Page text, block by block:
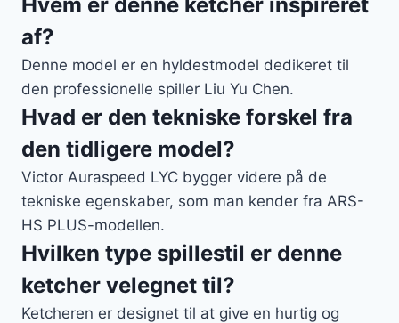
af?
Denne model er en hyldestmodel dedikeret til
den professionelle spiller Liu Yu Chen.
Hvad er den tekniske forskel fra
den tidligere model?
Victor Auraspeed LYC bygger videre på de
tekniske egenskaber, som man kender fra ARS-
HS PLUS-modellen.
Hvilken type spillestil er denne
ketcher velegnet til?
Ketcheren er designet til at give en hurtig og